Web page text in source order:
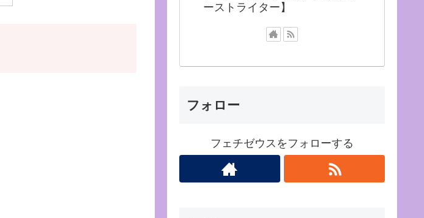
ーストライター】
フォロー
フェチゼウスをフォローする